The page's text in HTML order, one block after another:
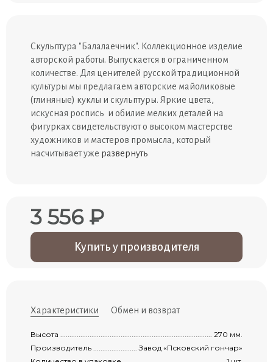
Скульптура "Балалаечник". Коллекционное изделие
авторской работы. Выпускается в ограниченном
количестве. Для ценителей русской традиционной
культуры мы предлагаем авторские майоликовые
(глиняные) куклы и скульптуры. Яркие цвета,
искусная роспись и обилие мелких деталей на
фигурках свидетельствуют о высоком мастерстве
художников и мастеров промысла, который
насчитывает уже развернуть
3 556 ₽
Купить у производителя
Характеристики Обмен и возврат
Высота
270 мм.
Производитель
Завод «Псковский гончар»